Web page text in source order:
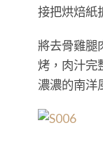
接把烘焙紙
將去骨雞腿
烤，肉汁完
濃濃的南洋